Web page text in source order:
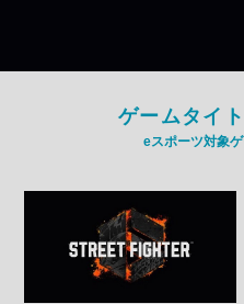
ゲームタイ
eスポーツ対象